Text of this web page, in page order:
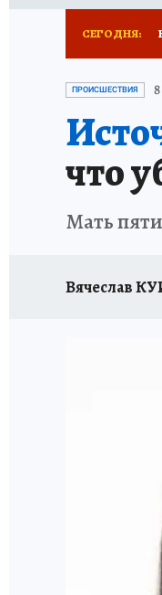
СЕГОДНЯ:
ПРОИСШЕСТВИЯ
что
Мать
Вячеслав